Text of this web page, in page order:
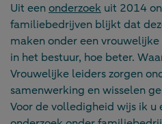
Uit eenonderzoek uit 2014
familiebedrijven blijkt dat
maken onder een
in het bestuur, hoe beter.
Vrouwelijke leiders zorgen
samenwerking en wisselen
Voor de volledigheid wijs ik